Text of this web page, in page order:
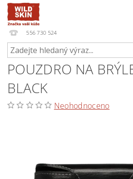
556 730 524
POUZDRO NA
BLACK
Neohodnoceno